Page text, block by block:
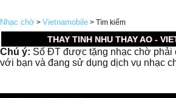
Nhạc chờ > Vietnamobile > Tìm kiếm
THAY TINH NHU THAY AO -
Chú ý: Số ĐT được tặng nhạc chờ phải
với bạn và đang sử dụng dịch vụ nhạc